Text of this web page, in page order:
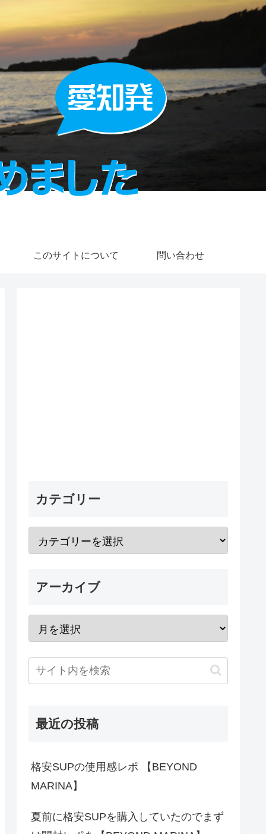
このサイトについて 問い合わせ
カテゴリー
アーカイブ
最近の投稿
格安SUPの使用感レポ 【BEYOND
MARINA】
夏前に格安SUPを購入していたのでまず